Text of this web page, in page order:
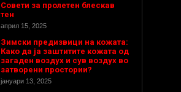
Совети за пролетен блескав
тен
април 15, 2025
Зимски предизвици на кожата:
Како да ја заштитите кожата од
загаден воздух и сув воздух во
затворени простории?
јануари 13, 2025